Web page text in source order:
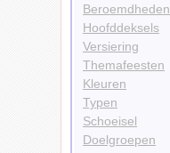
Beroemdheden
Hoofddeksels
Versiering
Themafeesten
Kleuren
Typen
Schoeisel
Doelgroepen